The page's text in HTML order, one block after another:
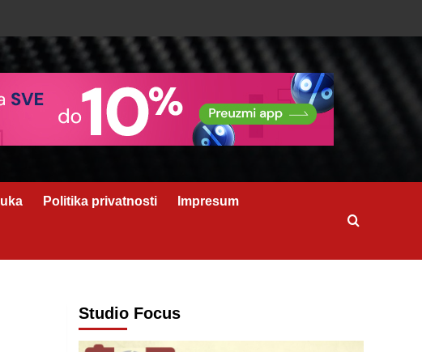
Politika privatnosti Impresum
Studio Focus